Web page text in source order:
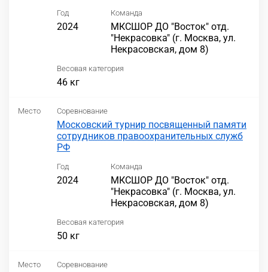
Год
2024
Команда
МКСШОР ДО "Восток" отд.
"Некрасовка" (г. Москва, ул.
Некрасовская, дом 8)
Весовая категория
46 кг
Место Соревнование
Московский турнир посвященный памяти
сотрудников правоохранительных служб
РФ
Год
2024
Команда
МКСШОР ДО "Восток" отд.
"Некрасовка" (г. Москва, ул.
Некрасовская, дом 8)
Весовая категория
50 кг
Место Соревнование